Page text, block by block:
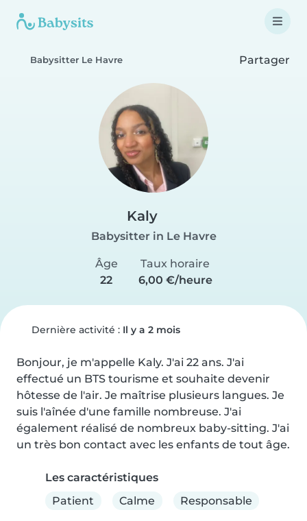
Babysitter Le Havre Partager
Kaly
Babysitter in Le Havre
Âge
22
Taux horaire
6,00 €/heure
Dernière activité : Il y a 2 mois
Bonjour, je m'appelle Kaly. J'ai 22 ans. J'ai
effectué un BTS tourisme et souhaite devenir
hôtesse de l'air. Je maîtrise plusieurs langues. Je
suis l'aînée d'une famille nombreuse. J'ai
également réalisé de nombreux baby-sitting. J'ai
un très bon contact avec les enfants de tout âge.
Les caractéristiques
Patient
Calme Responsable